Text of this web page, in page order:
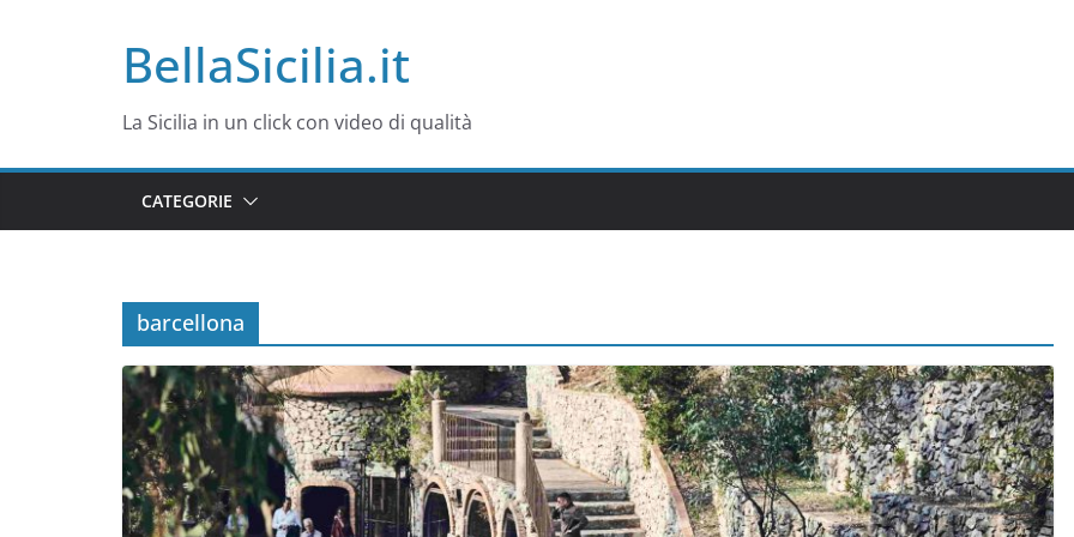
BellaSicilia.it
La Sicilia in un click con video di qualità
CATEGORIE
barcellona